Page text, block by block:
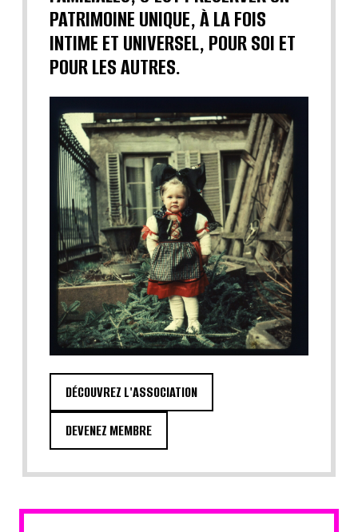
PATRIMOINE UNIQUE, À LA FOIS
INTIME ET UNIVERSEL, POUR SOI ET
POUR LES AUTRES.
DÉCOUVREZ L'ASSOCIATION
DEVENEZ MEMBRE